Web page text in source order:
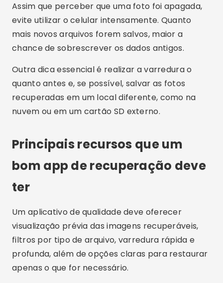
Assim que perceber que uma foto foi apagada,
evite utilizar o celular intensamente. Quanto
mais novos arquivos forem salvos, maior a
chance de sobrescrever os dados antigos.
Outra dica essencial é realizar a varredura o
quanto antes e, se possível, salvar as fotos
recuperadas em um local diferente, como na
nuvem ou em um cartão SD externo.
Principais recursos que um
bom app de recuperação deve
ter
Um aplicativo de qualidade deve oferecer
visualização prévia das imagens recuperáveis,
filtros por tipo de arquivo, varredura rápida e
profunda, além de opções claras para restaurar
apenas o que for necessário.